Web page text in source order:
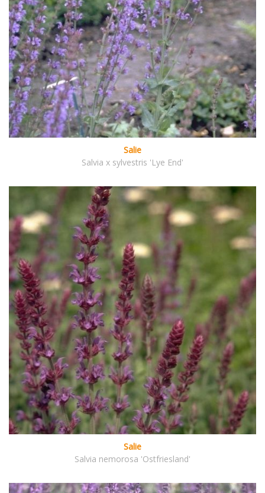
Salie
Salvia x sylvestris 'Lye End'
Salie
Salvia nemorosa 'Ostfriesland'